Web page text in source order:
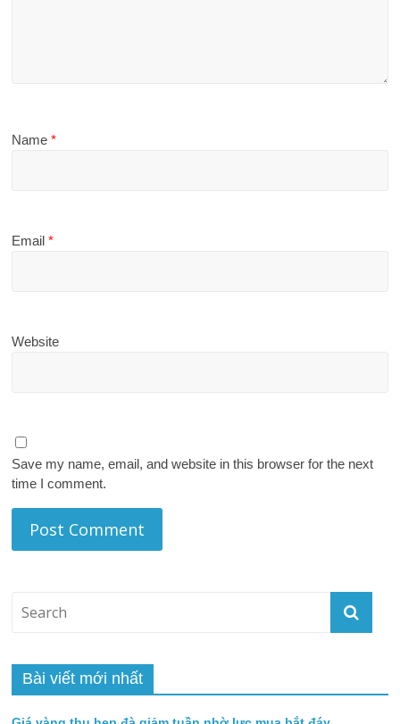
Name*
Email*
Website
Save my name, email, and website in this browser for the next
time I comment.
Bài viết mới nhất